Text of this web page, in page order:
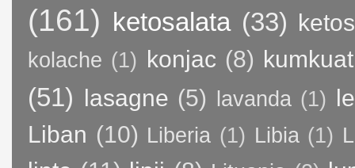
(161) ketosalata (33)
kolache (1) konjac (8) kumkuat
(51) lasagne (5) lavanda (1)
Liban (10) Liberia (1) Libia (1)